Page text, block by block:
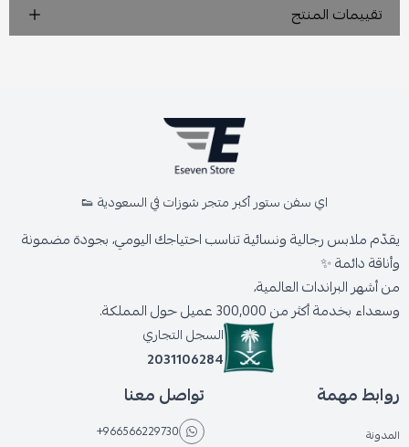
تقييمات المنتج
اي سفن ستور أكبر متجر شوزات في السعودية 👟
يقدّم ملابس رجالية ونسائية تناسب احتياجك اليومي، بجودة مضمونة
وأناقة دائمة ✨
من أشهر البراندات العالمية،
وسعداء بخدمة أكثر من 300,000 عميل حول المملكة.
السجل التجاري
2031106284
روابط مهمة
المدونة
تواصل معنا
+966566229730